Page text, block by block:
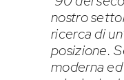
nostro
ricerca di
posizione.
moderna